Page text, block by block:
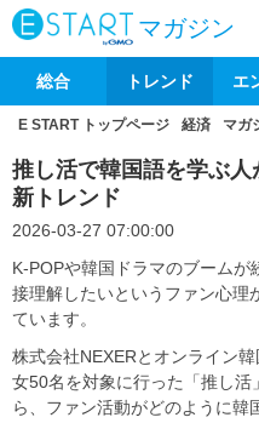
マガジン
総合 トレンド エ
E START トップページ 経済 マガ
推し活で韓国語を学ぶ
新トレンド
2026-03-27 07:00:00
K-POPや韓国ドラマのブームが
接理解したいというファン心理
ています。
株式会社NEXERとオンライン
女50名を対象に行った「推し
ら、ファン活動がどのように韓